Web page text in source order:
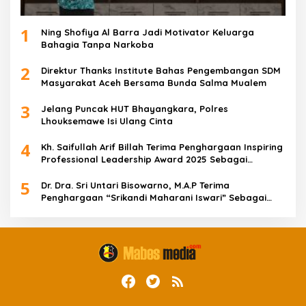
1
Ning Shofiya Al Barra Jadi Motivator Keluarga
Bahagia Tanpa Narkoba
2
Direktur Thanks Institute Bahas Pengembangan SDM
Masyarakat Aceh Bersama Bunda Salma Mualem
3
Jelang Puncak HUT Bhayangkara, Polres
Lhouksemawe Isi Ulang Cinta
4
Kh. Saifullah Arif Billah Terima Penghargaan Inspiring
Professional Leadership Award 2025 Sebagai
5
Dr. Dra. Sri Untari Bisowarno, M.A.P Terima
Penghargaan “Srikandi Maharani Iswari” Sebagai